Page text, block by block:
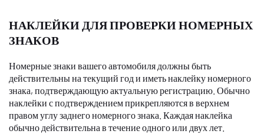
НАКЛЕЙКИ ДЛЯ ПРОВЕРКИ НОМЕРНЫХ
ЗНАКОВ
Номерные знаки вашего автомобиля должны быть
действительны на текущий год и иметь наклейку номерного
знака, подтверждающую актуальную регистрацию. Обычно
наклейки с подтверждением прикрепляются в верхнем
правом углу заднего номерного знака. Каждая наклейка
обычно действительна в течение одного или двух лет.